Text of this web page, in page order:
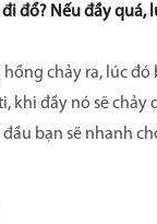
đổ? Nếu đầy quá,
chảy ra, lúc
khi đầy nó sẽ chảy
bạn sẽ nhanh